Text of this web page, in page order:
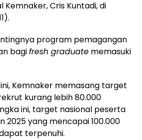
Cris Kuntadi, di
program pemagangan
bagifresh graduate memasuki
Kemnaker memasang target
kurang lebih 80.000
ini, target nasional peserta
2025 yang mencapai 100.000
terpenuhi.